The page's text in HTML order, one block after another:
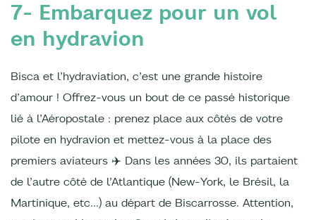
7- Embarquez pour un vol
en hydravion
Bisca et l’hydraviation, c’est une grande histoire
d’amour ! Offrez-vous un bout de ce passé historique
lié à l’Aéropostale : prenez place aux côtés de votre
pilote en hydravion et mettez-vous à la place des
premiers aviateurs ✈️ Dans les années 30, ils partaient
de l’autre côté de l’Atlantique (New-York, le Brésil, la
Martinique, etc…) au départ de Biscarrosse. Attention,